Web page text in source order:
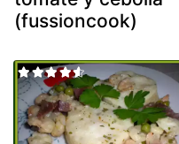
(fussioncook)